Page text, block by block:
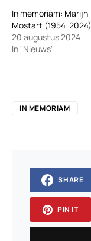
In memoriam: Marijn
Mostart (1954-2024)
20 augustus 2024
In "Nieuws"
IN MEMORIAM
SHARE
PIN IT